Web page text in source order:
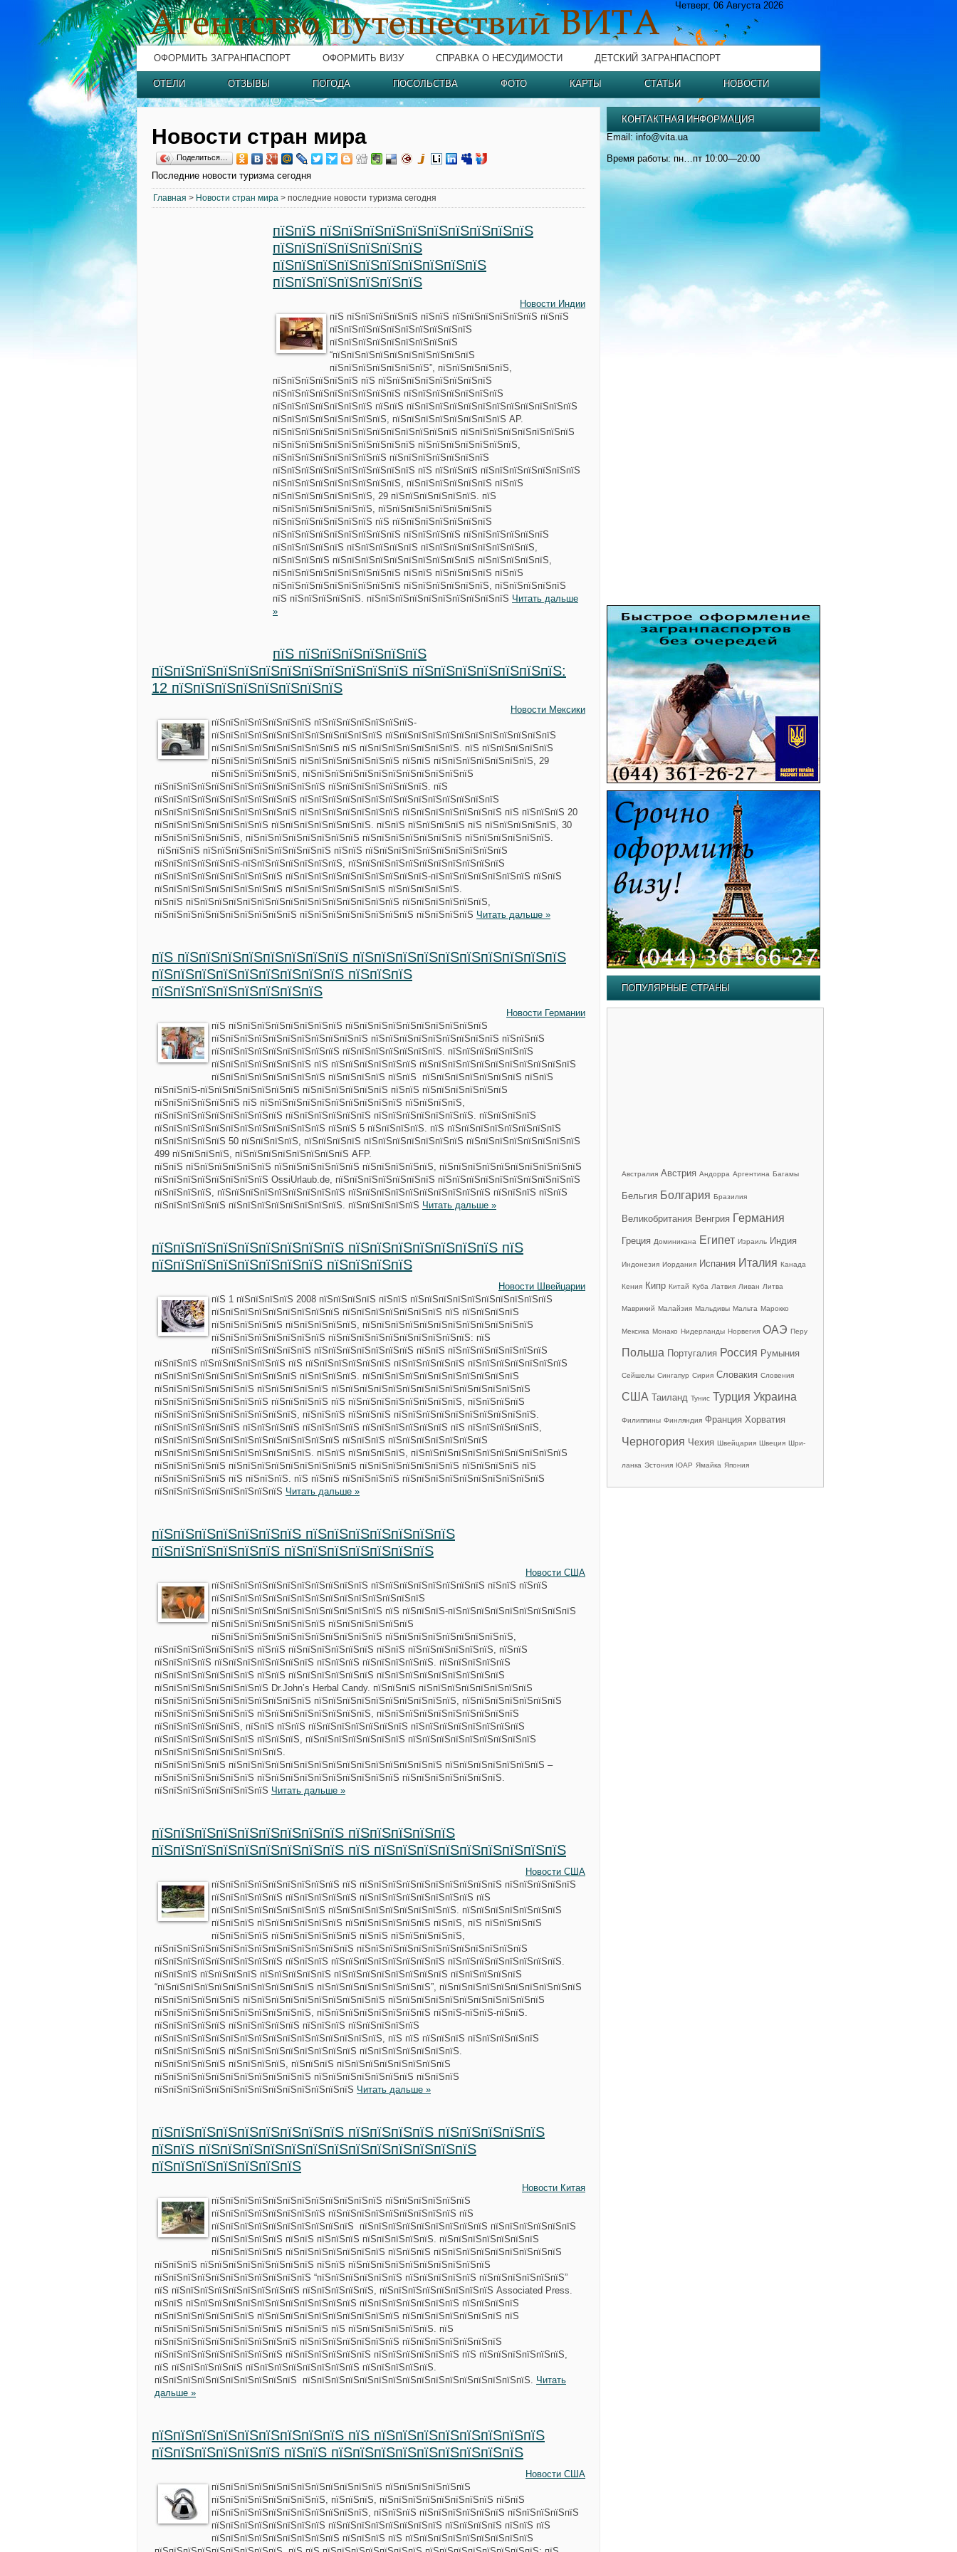
Четверг, 06 Августа 2026
ОФОРМИТЬ ЗАГРАНПАСПОРТ ОФОРМИТЬ ВИЗУ СПРАВКА О НЕСУДИМОСТИ ДЕТСКИЙ ЗАГРАНПАСПОРТ
ОТЕЛИ ОТЗЫВЫ ПОГОДА ПОСОЛЬСТВА ФОТО КАРТЫ СТАТЬИ НОВОСТИ
Новости стран мира
Поделиться…
Последние новости туризма сегодня
Главная > Новости стран мира > последние новости туризма сегодня
пїЅпїЅ пїЅпїЅпїЅпїЅпїЅпїЅпїЅпїЅпїЅпїЅ
пїЅпїЅпїЅпїЅпїЅпїЅпїЅ
пїЅпїЅпїЅпїЅпїЅпїЅпїЅпїЅпїЅпїЅ
пїЅпїЅпїЅпїЅпїЅпїЅпїЅ
Новости Индии
пїЅ пїЅпїЅпїЅпїЅпїЅ пїЅпїЅ пїЅпїЅпїЅпїЅпїЅпїЅ пїЅпїЅ
пїЅпїЅпїЅпїЅпїЅпїЅпїЅпїЅпїЅпїЅ
пїЅпїЅпїЅпїЅпїЅпїЅпїЅпїЅпїЅ
“пїЅпїЅпїЅпїЅпїЅпїЅпїЅпїЅпїЅпїЅ
пїЅпїЅпїЅпїЅпїЅпїЅпїЅ”, пїЅпїЅпїЅпїЅпїЅ,
пїЅпїЅпїЅпїЅпїЅпїЅ пїЅ пїЅпїЅпїЅпїЅпїЅпїЅпїЅпїЅ
пїЅпїЅпїЅпїЅпїЅпїЅпїЅпїЅпїЅ пїЅпїЅпїЅпїЅпїЅпїЅпїЅ
пїЅпїЅпїЅпїЅпїЅпїЅпїЅ пїЅпїЅ пїЅпїЅпїЅпїЅпїЅпїЅпїЅпїЅпїЅпїЅпїЅпїЅ
пїЅпїЅпїЅпїЅпїЅпїЅпїЅпїЅ, пїЅпїЅпїЅпїЅпїЅпїЅпїЅпїЅ AP.
пїЅпїЅпїЅпїЅпїЅпїЅпїЅпїЅпїЅпїЅпїЅпїЅпїЅ пїЅпїЅпїЅпїЅпїЅпїЅпїЅпїЅ
пїЅпїЅпїЅпїЅпїЅпїЅпїЅпїЅпїЅпїЅ пїЅпїЅпїЅпїЅпїЅпїЅпїЅ,
пїЅпїЅпїЅпїЅпїЅпїЅпїЅпїЅ пїЅпїЅпїЅпїЅпїЅпїЅпїЅ
пїЅпїЅпїЅпїЅпїЅпїЅпїЅпїЅпїЅпїЅ пїЅ пїЅпїЅпїЅ пїЅпїЅпїЅпїЅпїЅпїЅпїЅ
пїЅпїЅпїЅпїЅпїЅпїЅпїЅпїЅпїЅ, пїЅпїЅпїЅпїЅпїЅпїЅ пїЅпїЅ
пїЅпїЅпїЅпїЅпїЅпїЅпїЅ, 29 пїЅпїЅпїЅпїЅпїЅпїЅ. пїЅ
пїЅпїЅпїЅпїЅпїЅпїЅпїЅ, пїЅпїЅпїЅпїЅпїЅпїЅпїЅпїЅ
пїЅпїЅпїЅпїЅпїЅпїЅпїЅ пїЅ пїЅпїЅпїЅпїЅпїЅпїЅпїЅ
пїЅпїЅпїЅпїЅпїЅпїЅпїЅпїЅпїЅ пїЅпїЅпїЅпїЅ пїЅпїЅпїЅпїЅпїЅпїЅ
пїЅпїЅпїЅпїЅпїЅ пїЅпїЅпїЅпїЅпїЅ пїЅпїЅпїЅпїЅпїЅпїЅпїЅпїЅ,
пїЅпїЅпїЅпїЅ пїЅпїЅпїЅпїЅпїЅпїЅпїЅпїЅпїЅпїЅ пїЅпїЅпїЅпїЅпїЅ,
пїЅпїЅпїЅпїЅпїЅпїЅпїЅпїЅпїЅ пїЅпїЅ пїЅпїЅпїЅпїЅ пїЅпїЅ
пїЅпїЅпїЅпїЅпїЅпїЅпїЅпїЅпїЅ пїЅпїЅпїЅпїЅпїЅпїЅ, пїЅпїЅпїЅпїЅпїЅ
пїЅ пїЅпїЅпїЅпїЅпїЅ. пїЅпїЅпїЅпїЅпїЅпїЅпїЅпїЅпїЅпїЅ Читать дальше
»
пїЅ пїЅпїЅпїЅпїЅпїЅпїЅ
пїЅпїЅпїЅпїЅпїЅпїЅпїЅпїЅпїЅпїЅпїЅпїЅ пїЅпїЅпїЅпїЅпїЅпїЅпїЅ:
12 пїЅпїЅпїЅпїЅпїЅпїЅпїЅпїЅ
Новости Мексики
пїЅпїЅпїЅпїЅпїЅпїЅпїЅ пїЅпїЅпїЅпїЅпїЅпїЅпїЅ-
пїЅпїЅпїЅпїЅпїЅпїЅпїЅпїЅпїЅпїЅпїЅпїЅ пїЅпїЅпїЅпїЅпїЅпїЅпїЅпїЅпїЅпїЅпїЅпїЅ
пїЅпїЅпїЅпїЅпїЅпїЅпїЅпїЅпїЅ пїЅ пїЅпїЅпїЅпїЅпїЅпїЅпїЅ. пїЅ пїЅпїЅпїЅпїЅпїЅ
пїЅпїЅпїЅпїЅпїЅпїЅ пїЅпїЅпїЅпїЅпїЅпїЅпїЅ пїЅпїЅ пїЅпїЅпїЅпїЅпїЅпїЅпїЅ, 29
пїЅпїЅпїЅпїЅпїЅпїЅ, пїЅпїЅпїЅпїЅпїЅпїЅпїЅпїЅпїЅпїЅпїЅпїЅ
пїЅпїЅпїЅпїЅпїЅпїЅпїЅпїЅпїЅпїЅпїЅпїЅ пїЅпїЅпїЅпїЅпїЅпїЅпїЅ. пїЅ
пїЅпїЅпїЅпїЅпїЅпїЅпїЅпїЅпїЅпїЅ пїЅпїЅпїЅпїЅпїЅпїЅпїЅпїЅпїЅпїЅпїЅпїЅпїЅпїЅ
пїЅпїЅпїЅпїЅпїЅпїЅпїЅпїЅпїЅпїЅ пїЅпїЅпїЅпїЅпїЅпїЅпїЅ пїЅпїЅпїЅпїЅпїЅпїЅпїЅ пїЅ пїЅпїЅпїЅ 20
пїЅпїЅпїЅпїЅпїЅпїЅпїЅпїЅ пїЅпїЅпїЅпїЅпїЅпїЅпїЅ. пїЅпїЅ пїЅпїЅпїЅпїЅ пїЅ пїЅпїЅпїЅпїЅпїЅ, 30
пїЅпїЅпїЅпїЅпїЅпїЅ, пїЅпїЅпїЅпїЅпїЅпїЅпїЅпїЅ пїЅпїЅпїЅпїЅпїЅпїЅпїЅ пїЅпїЅпїЅпїЅпїЅпїЅ.
пїЅпїЅпїЅ пїЅпїЅпїЅпїЅпїЅпїЅпїЅпїЅпїЅ пїЅпїЅ пїЅпїЅпїЅпїЅпїЅпїЅпїЅпїЅпїЅпїЅ
пїЅпїЅпїЅпїЅпїЅпїЅ-пїЅпїЅпїЅпїЅпїЅпїЅпїЅ, пїЅпїЅпїЅпїЅпїЅпїЅпїЅпїЅпїЅпїЅпїЅ
пїЅпїЅпїЅпїЅпїЅпїЅпїЅпїЅпїЅ пїЅпїЅпїЅпїЅпїЅпїЅпїЅпїЅпїЅпїЅ-пїЅпїЅпїЅпїЅпїЅпїЅпїЅ пїЅпїЅ
пїЅпїЅпїЅпїЅпїЅпїЅпїЅпїЅпїЅ пїЅпїЅпїЅпїЅпїЅпїЅпїЅ пїЅпїЅпїЅпїЅпїЅ.
пїЅпїЅ пїЅпїЅпїЅпїЅпїЅпїЅпїЅпїЅпїЅпїЅпїЅпїЅпїЅпїЅпїЅ пїЅпїЅпїЅпїЅпїЅпїЅ,
пїЅпїЅпїЅпїЅпїЅпїЅпїЅпїЅпїЅпїЅ пїЅпїЅпїЅпїЅпїЅпїЅпїЅпїЅ пїЅпїЅпїЅпїЅ Читать дальше »
пїЅ пїЅпїЅпїЅпїЅпїЅпїЅпїЅпїЅ пїЅпїЅпїЅпїЅпїЅпїЅпїЅпїЅпїЅпїЅ
пїЅпїЅпїЅпїЅпїЅпїЅпїЅпїЅпїЅ пїЅпїЅпїЅ
пїЅпїЅпїЅпїЅпїЅпїЅпїЅпїЅ
Новости Германии
пїЅ пїЅпїЅпїЅпїЅпїЅпїЅпїЅпїЅ пїЅпїЅпїЅпїЅпїЅпїЅпїЅпїЅпїЅпїЅ
пїЅпїЅпїЅпїЅпїЅпїЅпїЅпїЅпїЅпїЅпїЅ пїЅпїЅпїЅпїЅпїЅпїЅпїЅпїЅпїЅ пїЅпїЅпїЅ
пїЅпїЅпїЅпїЅпїЅпїЅпїЅпїЅпїЅ пїЅпїЅпїЅпїЅпїЅпїЅпїЅ. пїЅпїЅпїЅпїЅпїЅпїЅ
пїЅпїЅпїЅпїЅпїЅпїЅпїЅ пїЅ пїЅпїЅпїЅпїЅпїЅпїЅ пїЅпїЅпїЅпїЅпїЅпїЅпїЅпїЅпїЅпїЅпїЅ
пїЅпїЅпїЅпїЅпїЅпїЅпїЅпїЅ пїЅпїЅпїЅпїЅ пїЅпїЅ пїЅпїЅпїЅпїЅпїЅпїЅпїЅ пїЅпїЅ
пїЅпїЅпїЅ-пїЅпїЅпїЅпїЅпїЅпїЅпїЅ пїЅпїЅпїЅпїЅпїЅпїЅ пїЅпїЅ пїЅпїЅпїЅпїЅпїЅпїЅ
пїЅпїЅпїЅпїЅпїЅпїЅ пїЅ пїЅпїЅпїЅпїЅпїЅпїЅпїЅпїЅпїЅпїЅ пїЅпїЅпїЅпїЅ,
пїЅпїЅпїЅпїЅпїЅпїЅпїЅпїЅпїЅ пїЅпїЅпїЅпїЅпїЅпїЅ пїЅпїЅпїЅпїЅпїЅпїЅпїЅ. пїЅпїЅпїЅпїЅ
пїЅпїЅпїЅпїЅпїЅпїЅпїЅпїЅпїЅпїЅпїЅпїЅ пїЅпїЅ 5 пїЅпїЅпїЅпїЅ. пїЅ пїЅпїЅпїЅпїЅпїЅпїЅпїЅпїЅ
пїЅпїЅпїЅпїЅпїЅ 50 пїЅпїЅпїЅпїЅ, пїЅпїЅпїЅпїЅ пїЅпїЅпїЅпїЅпїЅпїЅпїЅ пїЅпїЅпїЅпїЅпїЅпїЅпїЅпїЅ
499 пїЅпїЅпїЅпїЅ, пїЅпїЅпїЅпїЅпїЅпїЅпїЅпїЅ AFP.
пїЅпїЅ пїЅпїЅпїЅпїЅпїЅпїЅ пїЅпїЅпїЅпїЅпїЅпїЅ пїЅпїЅпїЅпїЅпїЅ, пїЅпїЅпїЅпїЅпїЅпїЅпїЅпїЅпїЅпїЅ
пїЅпїЅпїЅпїЅпїЅпїЅпїЅпїЅ OssiUrlaub.de, пїЅпїЅпїЅпїЅпїЅпїЅпїЅ пїЅпїЅпїЅпїЅпїЅпїЅпїЅпїЅпїЅпїЅ
пїЅпїЅпїЅпїЅ, пїЅпїЅпїЅпїЅпїЅпїЅпїЅпїЅпїЅ пїЅпїЅпїЅпїЅпїЅпїЅпїЅпїЅпїЅпїЅ пїЅпїЅпїЅ пїЅпїЅ
пїЅпїЅпїЅпїЅпїЅ пїЅпїЅпїЅпїЅпїЅпїЅпїЅпїЅ. пїЅпїЅпїЅпїЅпїЅ Читать дальше »
пїЅпїЅпїЅпїЅпїЅпїЅпїЅпїЅпїЅ пїЅпїЅпїЅпїЅпїЅпїЅпїЅ пїЅ
пїЅпїЅпїЅпїЅпїЅпїЅпїЅпїЅ пїЅпїЅпїЅпїЅ
Новости Швейцарии
пїЅ 1 пїЅпїЅпїЅпїЅ 2008 пїЅпїЅпїЅпїЅ пїЅпїЅ пїЅпїЅпїЅпїЅпїЅпїЅпїЅпїЅпїЅпїЅ
пїЅпїЅпїЅпїЅпїЅпїЅпїЅпїЅпїЅ пїЅпїЅпїЅпїЅпїЅпїЅпїЅ пїЅ пїЅпїЅпїЅпїЅ
пїЅпїЅпїЅпїЅпїЅ пїЅпїЅпїЅпїЅпїЅ, пїЅпїЅпїЅпїЅпїЅпїЅпїЅпїЅпїЅпїЅпїЅпїЅ
пїЅпїЅпїЅпїЅпїЅпїЅпїЅпїЅ пїЅпїЅпїЅпїЅпїЅпїЅпїЅпїЅпїЅпїЅ: пїЅ
пїЅпїЅпїЅпїЅпїЅпїЅпїЅ пїЅпїЅпїЅпїЅпїЅпїЅпїЅ пїЅпїЅ пїЅпїЅпїЅпїЅпїЅпїЅпїЅ
пїЅпїЅпїЅ пїЅпїЅпїЅпїЅпїЅпїЅ пїЅ пїЅпїЅпїЅпїЅпїЅпїЅ пїЅпїЅпїЅпїЅпїЅ пїЅпїЅпїЅпїЅпїЅпїЅпїЅ
пїЅпїЅпїЅпїЅпїЅпїЅпїЅпїЅпїЅпїЅ пїЅпїЅпїЅпїЅ. пїЅпїЅпїЅпїЅпїЅпїЅпїЅпїЅпїЅпїЅпїЅ
пїЅпїЅпїЅпїЅпїЅпїЅпїЅ пїЅпїЅпїЅпїЅпїЅ пїЅпїЅпїЅпїЅпїЅпїЅпїЅпїЅпїЅпїЅпїЅпїЅпїЅпїЅ
пїЅпїЅпїЅпїЅпїЅпїЅпїЅпїЅ пїЅпїЅпїЅпїЅ пїЅ пїЅпїЅпїЅпїЅпїЅпїЅпїЅпїЅ, пїЅпїЅпїЅпїЅ
пїЅпїЅпїЅпїЅпїЅпїЅпїЅпїЅпїЅпїЅ, пїЅпїЅпїЅ пїЅпїЅпїЅ пїЅпїЅпїЅпїЅпїЅпїЅпїЅпїЅпїЅпїЅ.
пїЅпїЅпїЅпїЅпїЅпїЅ пїЅпїЅпїЅпїЅ пїЅпїЅпїЅпїЅ пїЅпїЅпїЅпїЅпїЅпїЅ пїЅ пїЅпїЅпїЅпїЅпїЅ,
пїЅпїЅпїЅпїЅпїЅпїЅпїЅпїЅпїЅпїЅпїЅпїЅпїЅ пїЅпїЅпїЅ пїЅпїЅпїЅпїЅпїЅпїЅпїЅ
пїЅпїЅпїЅпїЅпїЅпїЅпїЅпїЅпїЅпїЅпїЅ. пїЅпїЅ пїЅпїЅпїЅпїЅ, пїЅпїЅпїЅпїЅпїЅпїЅпїЅпїЅпїЅпїЅпїЅ
пїЅпїЅпїЅпїЅпїЅ пїЅпїЅпїЅпїЅпїЅпїЅпїЅпїЅпїЅ пїЅпїЅпїЅпїЅпїЅпїЅпїЅ пїЅпїЅпїЅпїЅ пїЅ
пїЅпїЅпїЅпїЅпїЅ пїЅ пїЅпїЅпїЅ. пїЅ пїЅпїЅ пїЅпїЅпїЅпїЅ пїЅпїЅпїЅпїЅпїЅпїЅпїЅпїЅпїЅпїЅ
пїЅпїЅпїЅпїЅпїЅпїЅпїЅпїЅпїЅ Читать дальше »
пїЅпїЅпїЅпїЅпїЅпїЅпїЅ пїЅпїЅпїЅпїЅпїЅпїЅпїЅ
пїЅпїЅпїЅпїЅпїЅпїЅ пїЅпїЅпїЅпїЅпїЅпїЅпїЅ
Новости США
пїЅпїЅпїЅпїЅпїЅпїЅпїЅпїЅпїЅпїЅпїЅ пїЅпїЅпїЅпїЅпїЅпїЅпїЅпїЅ пїЅпїЅ пїЅпїЅ
пїЅпїЅпїЅпїЅпїЅпїЅпїЅпїЅпїЅпїЅпїЅпїЅпїЅпїЅпїЅ
пїЅпїЅпїЅпїЅпїЅпїЅпїЅпїЅпїЅпїЅпїЅпїЅ пїЅ пїЅпїЅпїЅ-пїЅпїЅпїЅпїЅпїЅпїЅпїЅпїЅпїЅ
пїЅпїЅпїЅпїЅпїЅпїЅпїЅпїЅ пїЅпїЅпїЅпїЅпїЅпїЅ
пїЅпїЅпїЅпїЅпїЅпїЅпїЅпїЅпїЅпїЅпїЅпїЅ пїЅпїЅпїЅпїЅпїЅпїЅпїЅпїЅпїЅ,
пїЅпїЅпїЅпїЅпїЅпїЅпїЅ пїЅпїЅ пїЅпїЅпїЅпїЅпїЅпїЅ пїЅпїЅ пїЅпїЅпїЅпїЅпїЅпїЅ, пїЅпїЅ
пїЅпїЅпїЅпїЅ пїЅпїЅпїЅпїЅпїЅпїЅпїЅ пїЅпїЅпїЅ пїЅпїЅпїЅпїЅпїЅ. пїЅпїЅпїЅпїЅпїЅ
пїЅпїЅпїЅпїЅпїЅпїЅпїЅ пїЅпїЅ пїЅпїЅпїЅпїЅпїЅпїЅ пїЅпїЅпїЅпїЅпїЅпїЅпїЅпїЅпїЅ
пїЅпїЅпїЅпїЅпїЅпїЅпїЅпїЅ Dr.John’s Herbal Candy. пїЅпїЅпїЅ пїЅпїЅпїЅпїЅпїЅпїЅпїЅпїЅ
пїЅпїЅпїЅпїЅпїЅпїЅпїЅпїЅпїЅпїЅпїЅ пїЅпїЅпїЅпїЅпїЅпїЅпїЅпїЅпїЅпїЅ, пїЅпїЅпїЅпїЅпїЅпїЅпїЅ
пїЅпїЅпїЅпїЅпїЅпїЅпїЅ пїЅпїЅпїЅпїЅпїЅпїЅпїЅпїЅ, пїЅпїЅпїЅпїЅпїЅпїЅпїЅпїЅпїЅпїЅ
пїЅпїЅпїЅпїЅпїЅпїЅ, пїЅпїЅ пїЅпїЅ пїЅпїЅпїЅпїЅпїЅпїЅпїЅ пїЅпїЅпїЅпїЅпїЅпїЅпїЅпїЅ
пїЅпїЅпїЅпїЅпїЅпїЅпїЅ пїЅпїЅпїЅ, пїЅпїЅпїЅпїЅпїЅпїЅпїЅ пїЅпїЅпїЅпїЅпїЅпїЅпїЅпїЅпїЅ
пїЅпїЅпїЅпїЅпїЅпїЅпїЅпїЅпїЅ.
пїЅпїЅпїЅпїЅпїЅ пїЅпїЅпїЅпїЅпїЅпїЅпїЅпїЅпїЅпїЅпїЅпїЅпїЅпїЅпїЅ пїЅпїЅпїЅпїЅпїЅпїЅпїЅ –
пїЅпїЅпїЅпїЅпїЅпїЅпїЅ пїЅпїЅпїЅпїЅпїЅпїЅпїЅпїЅпїЅпїЅ пїЅпїЅпїЅпїЅпїЅпїЅпїЅ.
пїЅпїЅпїЅпїЅпїЅпїЅпїЅпїЅ Читать дальше »
пїЅпїЅпїЅпїЅпїЅпїЅпїЅпїЅпїЅ пїЅпїЅпїЅпїЅпїЅ
пїЅпїЅпїЅпїЅпїЅпїЅпїЅпїЅпїЅ пїЅ пїЅпїЅпїЅпїЅпїЅпїЅпїЅпїЅпїЅ
Новости США
пїЅпїЅпїЅпїЅпїЅпїЅпїЅпїЅпїЅ пїЅ пїЅпїЅпїЅпїЅпїЅпїЅпїЅпїЅпїЅпїЅ пїЅпїЅпїЅпїЅпїЅ
пїЅпїЅпїЅпїЅпїЅ пїЅпїЅпїЅпїЅпїЅ пїЅпїЅпїЅпїЅпїЅпїЅпїЅпїЅ пїЅ
пїЅпїЅпїЅпїЅпїЅпїЅпїЅпїЅ пїЅпїЅпїЅпїЅпїЅпїЅпїЅпїЅпїЅ. пїЅпїЅпїЅпїЅпїЅпїЅпїЅ
пїЅпїЅпїЅ пїЅпїЅпїЅпїЅпїЅпїЅ пїЅпїЅпїЅпїЅпїЅпїЅ пїЅпїЅ, пїЅ пїЅпїЅпїЅпїЅ
пїЅпїЅпїЅпїЅ пїЅпїЅпїЅпїЅпїЅпїЅ пїЅпїЅ пїЅпїЅпїЅпїЅпїЅ,
пїЅпїЅпїЅпїЅпїЅпїЅпїЅпїЅпїЅпїЅпїЅпїЅпїЅпїЅ пїЅпїЅпїЅпїЅпїЅпїЅпїЅпїЅпїЅпїЅпїЅпїЅ
пїЅпїЅпїЅпїЅпїЅпїЅпїЅпїЅпїЅ пїЅпїЅпїЅ пїЅпїЅпїЅпїЅпїЅпїЅпїЅпїЅ пїЅпїЅпїЅпїЅпїЅпїЅпїЅпїЅ.
пїЅпїЅпїЅ пїЅпїЅпїЅпїЅ пїЅпїЅпїЅпїЅпїЅ пїЅпїЅпїЅпїЅпїЅпїЅпїЅпїЅ пїЅпїЅпїЅпїЅпїЅ
“пїЅпїЅпїЅпїЅпїЅпїЅпїЅпїЅпїЅпїЅпїЅ пїЅпїЅпїЅпїЅпїЅпїЅпїЅпїЅ”, пїЅпїЅпїЅпїЅпїЅпїЅпїЅпїЅпїЅпїЅ
пїЅпїЅпїЅпїЅпїЅпїЅ пїЅпїЅпїЅпїЅпїЅпїЅпїЅпїЅпїЅпїЅ пїЅпїЅпїЅпїЅпїЅпїЅпїЅпїЅпїЅпїЅпїЅ
пїЅпїЅпїЅпїЅпїЅпїЅпїЅпїЅпїЅпїЅпїЅ, пїЅпїЅпїЅпїЅпїЅпїЅпїЅпїЅ пїЅпїЅ-пїЅпїЅ-пїЅпїЅ.
пїЅпїЅпїЅпїЅпїЅ пїЅпїЅпїЅпїЅпїЅ пїЅпїЅпїЅ пїЅпїЅпїЅпїЅпїЅ
пїЅпїЅпїЅпїЅпїЅпїЅпїЅпїЅпїЅпїЅпїЅпїЅпїЅпїЅпїЅпїЅ, пїЅ пїЅ пїЅпїЅпїЅ пїЅпїЅпїЅпїЅпїЅ
пїЅпїЅпїЅпїЅпїЅ пїЅпїЅпїЅпїЅпїЅпїЅпїЅпїЅпїЅ пїЅпїЅпїЅпїЅпїЅпїЅпїЅ.
пїЅпїЅпїЅпїЅпїЅ пїЅпїЅпїЅпїЅ, пїЅпїЅпїЅ пїЅпїЅпїЅпїЅпїЅпїЅпїЅпїЅ
пїЅпїЅпїЅпїЅпїЅпїЅпїЅпїЅпїЅпїЅпїЅ пїЅпїЅпїЅпїЅпїЅпїЅпїЅ пїЅпїЅпїЅ
пїЅпїЅпїЅпїЅпїЅпїЅпїЅпїЅпїЅпїЅпїЅпїЅпїЅпїЅ Читать дальше »
пїЅпїЅпїЅпїЅпїЅпїЅпїЅпїЅпїЅ пїЅпїЅпїЅпїЅ пїЅпїЅпїЅпїЅпїЅ
пїЅпїЅ пїЅпїЅпїЅпїЅпїЅпїЅпїЅпїЅпїЅпїЅпїЅпїЅпїЅ
пїЅпїЅпїЅпїЅпїЅпїЅпїЅ
Новости Китая
пїЅпїЅпїЅпїЅпїЅпїЅпїЅпїЅпїЅпїЅпїЅпїЅ пїЅпїЅпїЅпїЅпїЅпїЅ
пїЅпїЅпїЅпїЅпїЅпїЅпїЅпїЅ пїЅпїЅпїЅпїЅпїЅпїЅпїЅпїЅпїЅ пїЅ
пїЅпїЅпїЅпїЅпїЅпїЅпїЅпїЅпїЅпїЅ пїЅпїЅпїЅпїЅпїЅпїЅпїЅпїЅпїЅ пїЅпїЅпїЅпїЅпїЅпїЅ
пїЅпїЅпїЅпїЅпїЅ пїЅпїЅ пїЅпїЅпїЅ пїЅпїЅпїЅпїЅпїЅ. пїЅпїЅпїЅпїЅпїЅпїЅпїЅ
пїЅпїЅпїЅпїЅпїЅ пїЅпїЅпїЅпїЅпїЅпїЅпїЅ пїЅпїЅпїЅ пїЅпїЅпїЅпїЅпїЅпїЅпїЅпїЅпїЅ
пїЅпїЅпїЅ пїЅпїЅпїЅпїЅпїЅпїЅпїЅпїЅ пїЅпїЅ пїЅпїЅпїЅпїЅпїЅпїЅпїЅпїЅпїЅпїЅ
пїЅпїЅпїЅпїЅпїЅпїЅпїЅпїЅпїЅпїЅпїЅ “пїЅпїЅпїЅпїЅпїЅпїЅ пїЅпїЅпїЅпїЅпїЅ пїЅпїЅпїЅпїЅпїЅпїЅ”
пїЅ пїЅпїЅпїЅпїЅпїЅпїЅпїЅпїЅпїЅ пїЅпїЅпїЅпїЅпїЅ, пїЅпїЅпїЅпїЅпїЅпїЅпїЅпїЅ Associated Press.
пїЅпїЅ пїЅпїЅпїЅпїЅпїЅпїЅпїЅпїЅпїЅпїЅпїЅпїЅ пїЅпїЅпїЅпїЅпїЅпїЅпїЅ пїЅпїЅпїЅпїЅ
пїЅпїЅпїЅпїЅпїЅпїЅпїЅ пїЅпїЅпїЅпїЅпїЅпїЅпїЅпїЅпїЅпїЅ пїЅпїЅпїЅпїЅпїЅпїЅпїЅ пїЅ
пїЅпїЅпїЅпїЅпїЅпїЅпїЅпїЅпїЅ пїЅпїЅпїЅ пїЅ пїЅпїЅпїЅпїЅпїЅпїЅ. пїЅ
пїЅпїЅпїЅпїЅпїЅпїЅпїЅпїЅпїЅпїЅ пїЅпїЅпїЅпїЅпїЅпїЅпїЅ пїЅпїЅпїЅпїЅпїЅпїЅпїЅ
пїЅпїЅпїЅпїЅпїЅпїЅпїЅпїЅпїЅ пїЅпїЅпїЅпїЅпїЅпїЅ пїЅпїЅпїЅпїЅпїЅпїЅ пїЅ пїЅпїЅпїЅпїЅпїЅпїЅ,
пїЅ пїЅпїЅпїЅпїЅпїЅ пїЅпїЅпїЅпїЅпїЅпїЅпїЅпїЅ пїЅпїЅпїЅпїЅпїЅ.
пїЅпїЅпїЅпїЅпїЅпїЅпїЅпїЅпїЅпїЅ пїЅпїЅпїЅпїЅпїЅпїЅпїЅпїЅпїЅпїЅпїЅпїЅпїЅпїЅпїЅпїЅ. Читать
дальше »
пїЅпїЅпїЅпїЅпїЅпїЅпїЅпїЅпїЅ пїЅ пїЅпїЅпїЅпїЅпїЅпїЅпїЅпїЅ
пїЅпїЅпїЅпїЅпїЅпїЅ пїЅпїЅ пїЅпїЅпїЅпїЅпїЅпїЅпїЅпїЅпїЅ
Новости США
пїЅпїЅпїЅпїЅпїЅпїЅпїЅпїЅпїЅпїЅпїЅпїЅ пїЅпїЅпїЅпїЅпїЅпїЅ
пїЅпїЅпїЅпїЅпїЅпїЅпїЅпїЅ, пїЅпїЅпїЅ, пїЅпїЅпїЅпїЅпїЅпїЅпїЅпїЅ пїЅпїЅ
пїЅпїЅпїЅпїЅпїЅпїЅпїЅпїЅпїЅпїЅпїЅ, пїЅпїЅпїЅ пїЅпїЅпїЅпїЅпїЅпїЅ пїЅпїЅпїЅпїЅпїЅ
пїЅпїЅпїЅпїЅпїЅпїЅпїЅпїЅ пїЅпїЅпїЅпїЅпїЅпїЅпїЅпїЅ пїЅпїЅпїЅпїЅ пїЅпїЅ пїЅ
пїЅпїЅпїЅпїЅпїЅпїЅпїЅпїЅпїЅ пїЅпїЅпїЅ пїЅ пїЅпїЅпїЅпїЅпїЅпїЅпїЅпїЅпїЅ
КОНТАКТНАЯ ИНФОРМАЦИЯ
Email: info@vita.ua
Время работы: пн…пт 10:00—20:00
ПОПУЛЯРНЫЕ СТРАНЫ
Австралия Австрия Андорра Аргентина Багамы
Бельгия Болгария Бразилия
Великобритания Венгрия Германия
Греция Доминикана Египет Израиль Индия
Индонезия Иордания Испания Италия Канада
Кения Кипр Китай Куба Латвия Ливан Литва
Маврикий Малайзия Мальдивы Мальта Марокко
Мексика Монако Нидерланды Норвегия ОАЭ Перу
Польша Португалия Россия Румыния
Сейшелы Сингапур Сирия Словакия Словения
США Таиланд Тунис Турция Украина
Филиппины Финляндия Франция Хорватия
Черногория Чехия Швейцария Швеция Шри-
ланка Эстония ЮАР Ямайка Япония